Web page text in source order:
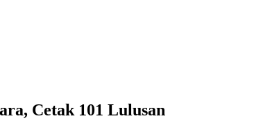
Cetak 101 Lulusan